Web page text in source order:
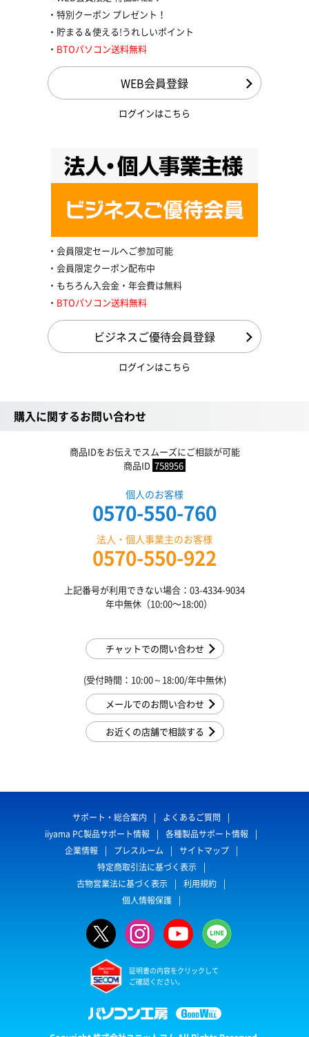
特別クーポン プレゼント！
貯まる＆使える!うれしいポイント
BTOパソコン送料無料
WEB会員登録
ログインはこちら
会員限定セールへご参加可能
会員限定クーポン配布中
もちろん入会金・年会費は無料
BTOパソコン送料無料
ビジネスご優待会員登録
ログインはこちら
購入に関するお問い合わせ
商品IDをお伝えでスムーズにご相談が可能
商品ID 758956
個人のお客様
0570-550-760
法人・個人事業主のお客様
0570-550-922
上記番号が利用できない場合：03-4334-9034
年中無休（10:00〜18:00）
チャットでの問い合わせ
(受付時間：10:00～18:00/年中無休)
メールでのお問い合わせ
お近くの店舗で相談する
サポート・総合案内
よくあるご質問
iiyama PC製品サポート情報
各種製品サポート情報
企業情報
プレスルーム
サイトマップ
特定商取引法に基づく表示
古物営業法に基づく表示
利用規約
個人情報保護
証明書の内容をクリックして
ご確認ください。